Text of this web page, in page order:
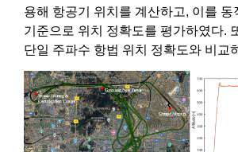
용해 항공기 위치를 계산하고, 이를 동
기준으로 위치 정확도를 평가하였다.
단일 주파수 항법 위치 정확도와 비교